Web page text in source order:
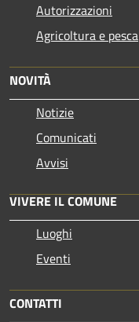
Autorizzazioni
Agricoltura e pesca
NOVITÀ
Notizie
Comunicati
Avvisi
VIVERE IL COMUNE
Luoghi
Eventi
CONTATTI